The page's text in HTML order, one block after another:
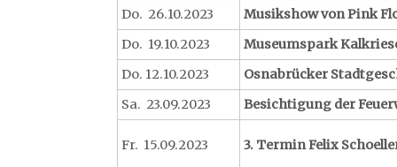
Do. 26.10.2023
Musikshow von Pink
Do. 19.10.2023
Museumspark
Do. 12.10.2023
Osnabrücker
Sa. 23.09.2023
Besichtigung der
Fr. 15.09.2023 3. Termin Felix